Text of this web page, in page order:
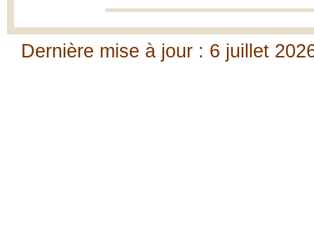
Dernière mise à jour : 6 juillet